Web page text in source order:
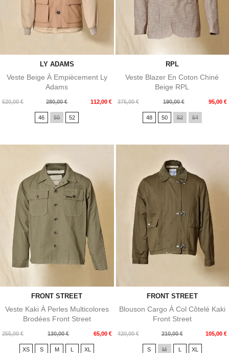
LY ADAMS
Veste Beige À Empiècement Ly
Adams
520,00 €
Prix
280,00 € 112,00 €
Prix
46 50 52
RPL
Veste Blazer En Coton Chiné
Beige RPL
375,00 €
Prix
190,00 € 95,00 €
Prix
48 50 52 54
FRONT STREET
Veste Kaki À Perles Multicolores
Brodées Front Street
255,00 €
Prix
130,00 € 65,00 €
Prix
XS S M L XL
FRONT STREET
Blouson Cargo À Col Côtelé Kaki
Front Street
420,00 €
Prix
210,00 € 105,00 €
Prix
S M L XL